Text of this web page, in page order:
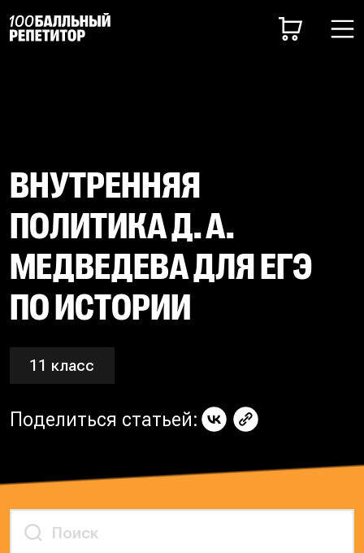
ВНУТРЕННЯЯ
ПОЛИТИКА Д. А.
МЕДВЕДЕВА ДЛЯ ЕГЭ
ПО ИСТОРИИ
11 класс
Поделиться статьей: